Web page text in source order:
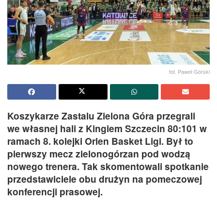
fot. Paweł Górski
Koszykarze Zastalu Zielona Góra przegrali
we własnej hali z Kingiem Szczecin 80:101 w
ramach 8. kolejki Orlen Basket Ligi. Był to
pierwszy mecz zielonogórzan pod wodzą
nowego trenera. Tak skomentowali spotkanie
przedstawiciele obu drużyn na pomeczowej
konferencji prasowej.